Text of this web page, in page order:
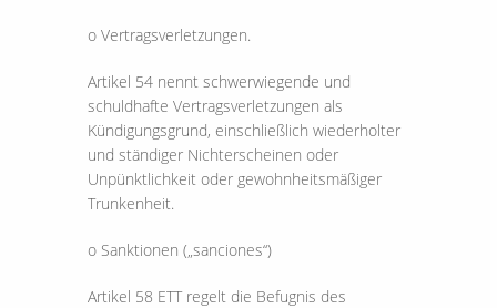
o Vertragsverletzungen.
Artikel 54 nennt schwerwiegende und
schuldhafte Vertragsverletzungen als
Kündigungsgrund, einschließlich wiederholter
und ständiger Nichterscheinen oder
Unpünktlichkeit oder gewohnheitsmäßiger
Trunkenheit.
o Sanktionen („sanciones“)
Artikel 58 ETT regelt die Befugnis des